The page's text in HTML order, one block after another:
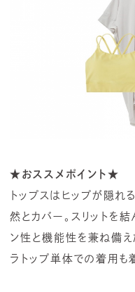
★おススメポイント★
トップスはヒップが隠れ
然とカバー。スリットを
ン性と機能性を兼ね備え
ラトップ単体での着用も